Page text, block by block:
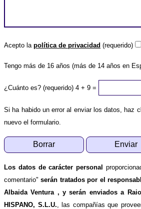
Acepto la política de privacidad (requerido)
Tengo más de 16 años (más de 14 años en
¿Cuánto es? (requerido) 4 + 9 =
Si ha habido un error al enviar los datos, haz
nuevo el formulario.
Los datos de carácter personal
comentario"serán tratados por el
Albaida Ventura , y serán enviados a
HISPANO, S.L.U. , las compañías que